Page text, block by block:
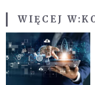
WIĘCEJ W: